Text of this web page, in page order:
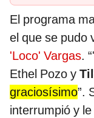
El programa
el que se pudo
'Loco' Vargas.
Ethel Pozo y
graciosísimo”.
interrumpió y le